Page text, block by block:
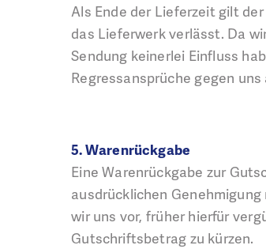
Als Ende der Lieferzeit gilt der
das Lieferwerk verlässt. Da
Sendung keinerlei Einfluss
Regressansprüche gegen
5. Warenrückgabe
Eine Warenrückgabe zur
ausdrücklichen
wir uns vor, früher hierfür
Gutschriftsbetrag zu kürzen.